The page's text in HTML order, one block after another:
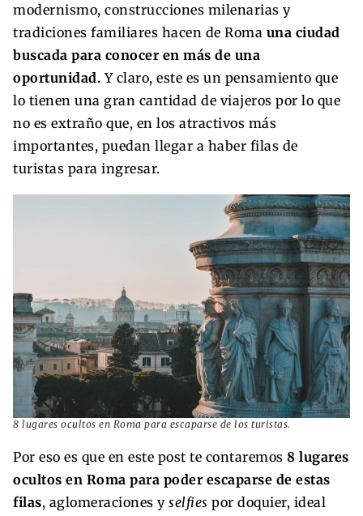
modernismo, construcciones milenarias y
tradiciones familiares hacen de Roma una ciudad
buscada para conocer en más de una
oportunidad. Y claro, este es un pensamiento que
lo tienen una gran cantidad de viajeros por lo que
no es extraño que, en los atractivos más
importantes, puedan llegar a haber filas de
turistas para ingresar.
8 lugares ocultos en Roma para escaparse de los turistas.
Por eso es que en este post te contaremos 8 lugares
ocultos en Roma para poder escaparse de estas
filas, aglomeraciones y selfies por doquier, ideal